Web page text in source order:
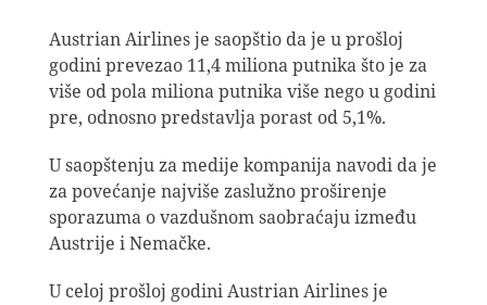
Austrian Airlines je saopštio da je u prošloj
godini prevezao 11,4 miliona putnika što je za
više od pola miliona putnika više nego u godini
pre, odnosno predstavlja porast od 5,1%.
U saopštenju za medije kompanija navodi da je
za povećanje najviše zaslužno proširenje
sporazuma o vazdušnom saobraćaju između
Austrije i Nemačke.
U celoj prošloj godini Austrian Airlines je